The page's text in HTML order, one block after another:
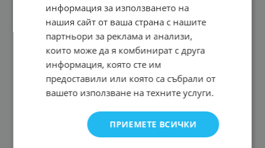
информация за използването на
нашия сайт от ваша страна с нашите
партньори за реклама и анализи,
които може да я комбинират с друга
информация, която сте им
предоставили или която са събрали от
вашето използване на техните услуги.
ПРИЕМЕТЕ ВСИЧКИ